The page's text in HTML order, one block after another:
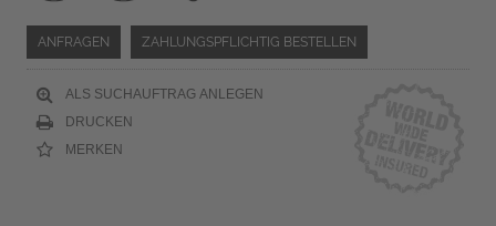
ANFRAGEN ZAHLUNGSPFLICHTIG BESTELLEN
ALS SUCHAUFTRAG ANLEGEN
DRUCKEN
MERKEN